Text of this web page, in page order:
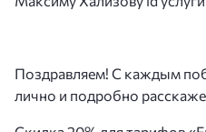
Поздравляем! С каждым
лично и подробно